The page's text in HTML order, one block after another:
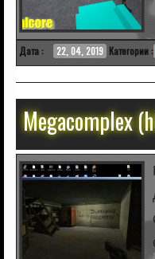
Дата : 22, 04, 2019 Категории :
Megacomplex